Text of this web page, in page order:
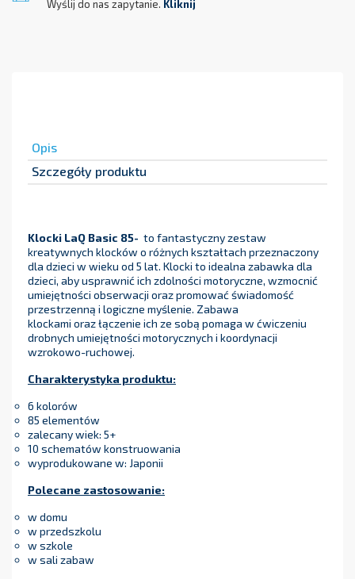
Wyślij do nas zapytanie. Kliknij
Opis
Szczegóły produktu
Klocki LaQ Basic 85- to fantastyczny zestaw
kreatywnych klocków o różnych kształtach przeznaczony
dla dzieci w wieku od 5 lat. Klocki to idealna zabawka dla
dzieci, aby usprawnić ich zdolności motoryczne, wzmocnić
umiejętności obserwacji oraz promować świadomość
przestrzenną i logiczne myślenie. Zabawa
klockami oraz łączenie ich ze sobą pomaga w ćwiczeniu
drobnych umiejętności motorycznych i koordynacji
wzrokowo-ruchowej.
Charakterystyka produktu:
6 kolorów
85 elementów
zalecany wiek: 5+
10 schematów konstruowania
wyprodukowane w: Japonii
Polecane zastosowanie:
w domu
w przedszkolu
w szkole
w sali zabaw